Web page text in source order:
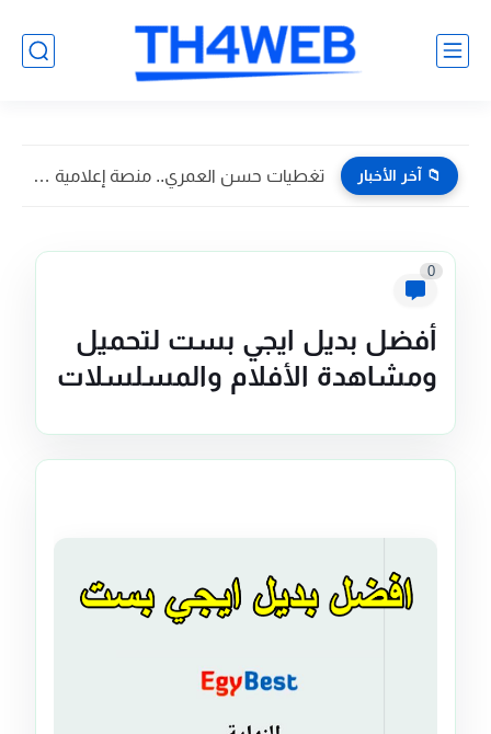
📁 آخر الأخبار تغطيات حسن العمري.. منصة إعلامية تسويقية تواكب أبرز فعاليات وأخبار...
0
أفضل بديل ايجي بست لتحميل
ومشاهدة الأفلام والمسلسلات